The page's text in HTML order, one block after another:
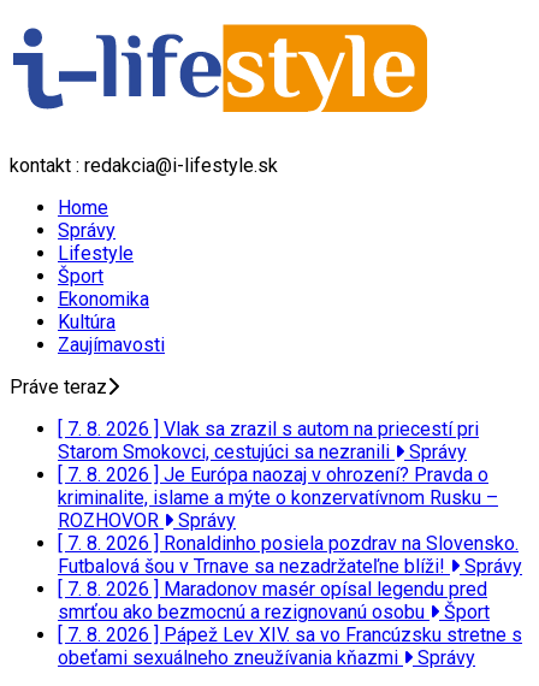
kontakt : redakcia@i-lifestyle.sk
Home
Správy
Lifestyle
Šport
Ekonomika
Kultúra
Zaujímavosti
Práve teraz
[ 7. 8. 2026 ] Vlak sa zrazil s autom na priecestí pri
Starom Smokovci, cestujúci sa nezranili
Správy
[ 7. 8. 2026 ] Je Európa naozaj v ohrození? Pravda o
kriminalite, islame a mýte o konzervatívnom Rusku –
ROZHOVOR
Správy
[ 7. 8. 2026 ] Ronaldinho posiela pozdrav na Slovensko.
Futbalová šou v Trnave sa nezadržateľne blíži!
Správy
[ 7. 8. 2026 ] Maradonov masér opísal legendu pred
smrťou ako bezmocnú a rezignovanú osobu
Šport
[ 7. 8. 2026 ] Pápež Lev XIV. sa vo Francúzsku stretne s
obeťami sexuálneho zneužívania kňazmi
Správy